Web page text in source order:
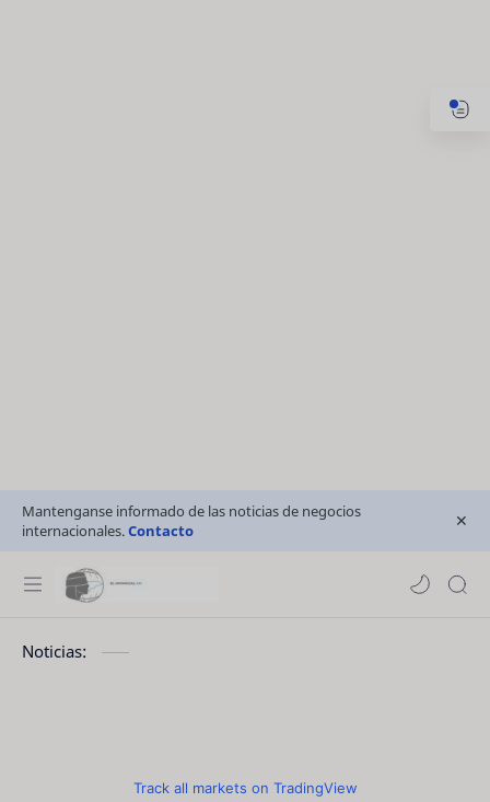
Mantenganse informado de las noticias de negocios
internacionales.Contacto
Noticias:
Track all markets on TradingView